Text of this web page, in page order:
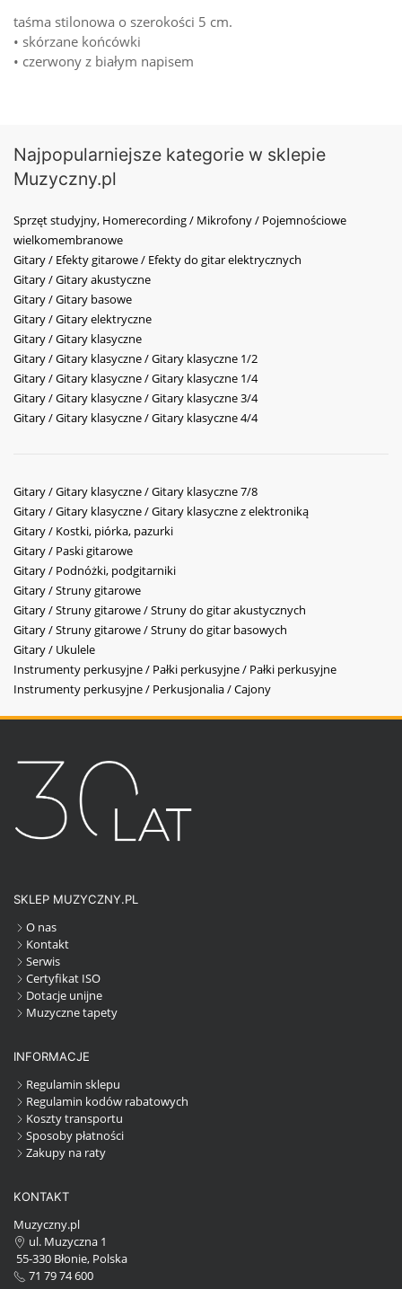
taśma stilonowa o szerokości 5 cm.
• skórzane końcówki
• czerwony z białym napisem
Najpopularniejsze kategorie w sklepie
Muzyczny.pl
Sprzęt studyjny, Homerecording / Mikrofony / Pojemnościowe
wielkomembranowe
Gitary / Efekty gitarowe / Efekty do gitar elektrycznych
Gitary / Gitary akustyczne
Gitary / Gitary basowe
Gitary / Gitary elektryczne
Gitary / Gitary klasyczne
Gitary / Gitary klasyczne / Gitary klasyczne 1/2
Gitary / Gitary klasyczne / Gitary klasyczne 1/4
Gitary / Gitary klasyczne / Gitary klasyczne 3/4
Gitary / Gitary klasyczne / Gitary klasyczne 4/4
Gitary / Gitary klasyczne / Gitary klasyczne 7/8
Gitary / Gitary klasyczne / Gitary klasyczne z elektroniką
Gitary / Kostki, piórka, pazurki
Gitary / Paski gitarowe
Gitary / Podnóżki, podgitarniki
Gitary / Struny gitarowe
Gitary / Struny gitarowe / Struny do gitar akustycznych
Gitary / Struny gitarowe / Struny do gitar basowych
Gitary / Ukulele
Instrumenty perkusyjne / Pałki perkusyjne / Pałki perkusyjne
Instrumenty perkusyjne / Perkusjonalia / Cajony
SKLEP MUZYCZNY.PL
O nas
Kontakt
Serwis
Certyfikat ISO
Dotacje unijne
Muzyczne tapety
INFORMACJE
Regulamin sklepu
Regulamin kodów rabatowych
Koszty transportu
Sposoby płatności
Zakupy na raty
KONTAKT
Muzyczny.pl
ul. Muzyczna 1
55-330 Błonie, Polska
71 79 74 600